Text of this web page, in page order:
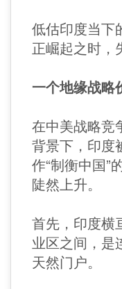
低估印度当下
正崛起之时，
一个地缘战略
在中美战略竞
背景下，印度
作“制衡中国”
陡然上升。
首先，印度横
业区之间，是
天然门户。